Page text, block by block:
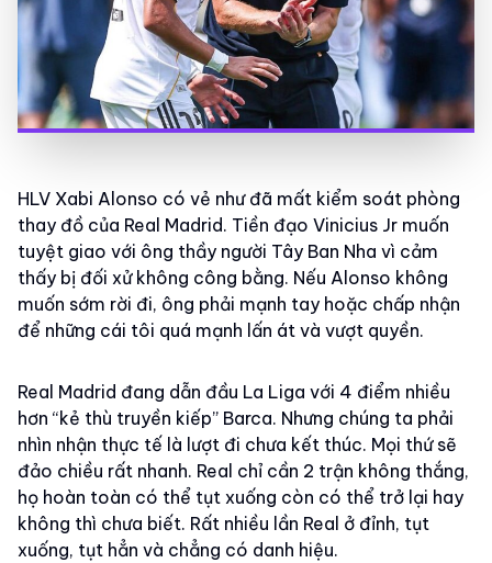
HLV Xabi Alonso có vẻ như đã mất kiểm soát phòng
thay đồ của Real Madrid. Tiền đạo Vinicius Jr muốn
tuyệt giao với ông thầy người Tây Ban Nha vì cảm
thấy bị đối xử không công bằng. Nếu Alonso không
muốn sớm rời đi, ông phải mạnh tay hoặc chấp nhận
để những cái tôi quá mạnh lấn át và vượt quyền.
Real Madrid đang dẫn đầu La Liga với 4 điểm nhiều
hơn “kẻ thù truyền kiếp” Barca. Nhưng chúng ta phải
nhìn nhận thực tế là lượt đi chưa kết thúc. Mọi thứ sẽ
đảo chiều rất nhanh. Real chỉ cần 2 trận không thắng,
họ hoàn toàn có thể tụt xuống còn có thể trở lại hay
không thì chưa biết. Rất nhiều lần Real ở đỉnh, tụt
xuống, tụt hẳn và chẳng có danh hiệu.